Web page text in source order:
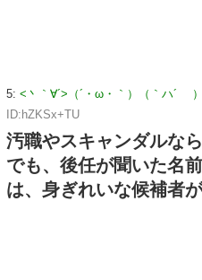
5: <丶｀∀´>（´・ω・｀）（｀ハ´
ID:hZKSx+TU
汚職やスキャンダルな
でも、後任が聞いた名
は、身ぎれいな候補者